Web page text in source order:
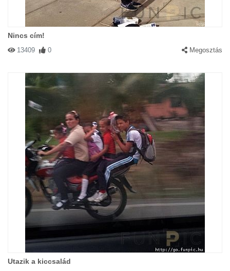
Nincs cím!
13409 0 Megosztás
Utazik a kiccsalád